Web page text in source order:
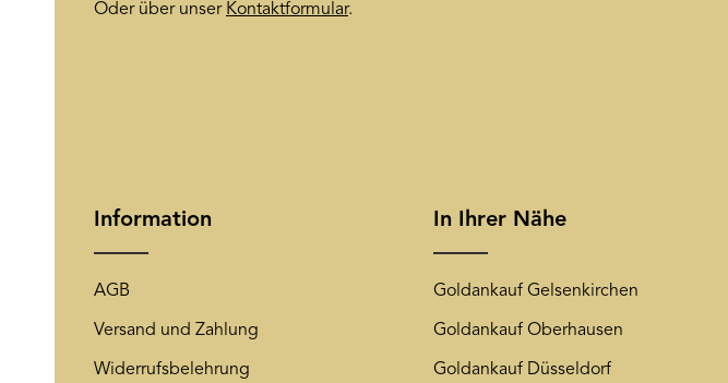
Oder über unser Kontaktformular.
Information
AGB
Versand und Zahlung
Widerrufsbelehrung
In Ihrer Nähe
Goldankauf Gelsenkirchen
Goldankauf Oberhausen
Goldankauf Düsseldorf